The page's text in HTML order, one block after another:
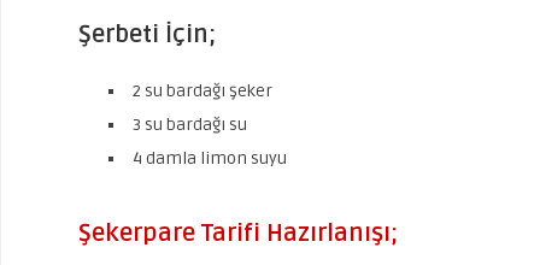
Şerbeti İçin;
2 su bardağı şeker
3 su bardağı su
4 damla limon suyu
Şekerpare Tarifi Hazırlanışı;